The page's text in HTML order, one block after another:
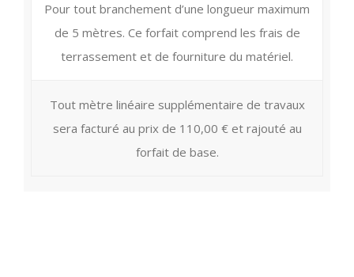
Pour tout branchement d’une longueur maximum
de 5 mètres. Ce forfait comprend les frais de
terrassement et de fourniture du matériel.
Tout mètre linéaire supplémentaire de travaux
sera facturé au prix de 110,00 € et rajouté au
forfait de base.